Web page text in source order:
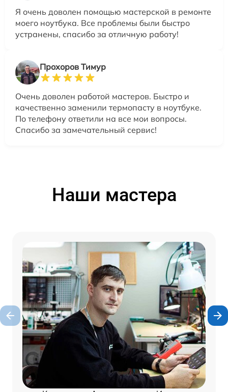
Я очень доволен помощью мастерской в ремонте
моего ноутбука. Все проблемы были быстро
устранены, спасибо за отличную работу!
Прохоров Тимур
Очень доволен работой мастеров. Быстро и
качественно заменили термопасту в ноутбуке.
По телефону ответили на все мои вопросы.
Спасибо за замечательный сервис!
Наши мастера